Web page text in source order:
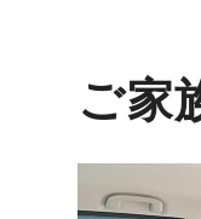
ご家